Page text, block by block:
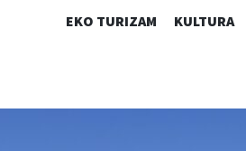
SKIP
EKO TURIZAM KULTURA